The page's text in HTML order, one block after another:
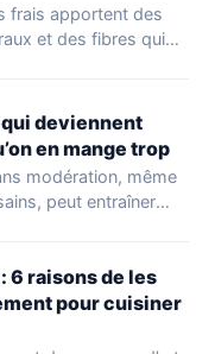
frais apportent des
et des fibres qui…
deviennent
en mange trop
modération, même
peut entraîner
6 raisons de les
pour cuisiner